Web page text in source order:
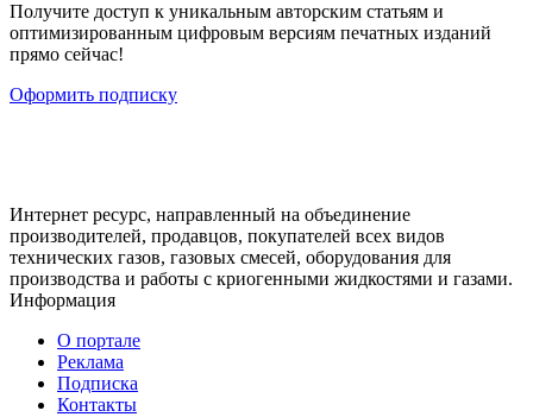
Получите доступ к уникальным авторским статьям и
оптимизированным цифровым версиям печатных изданий
прямо сейчас!
Оформить подписку
Интернет ресурс, направленный на объединение
производителей, продавцов, покупателей всех видов
технических газов, газовых смесей, оборудования для
производства и работы с криогенными жидкостями и газами.
Информация
О портале
Реклама
Подписка
Контакты